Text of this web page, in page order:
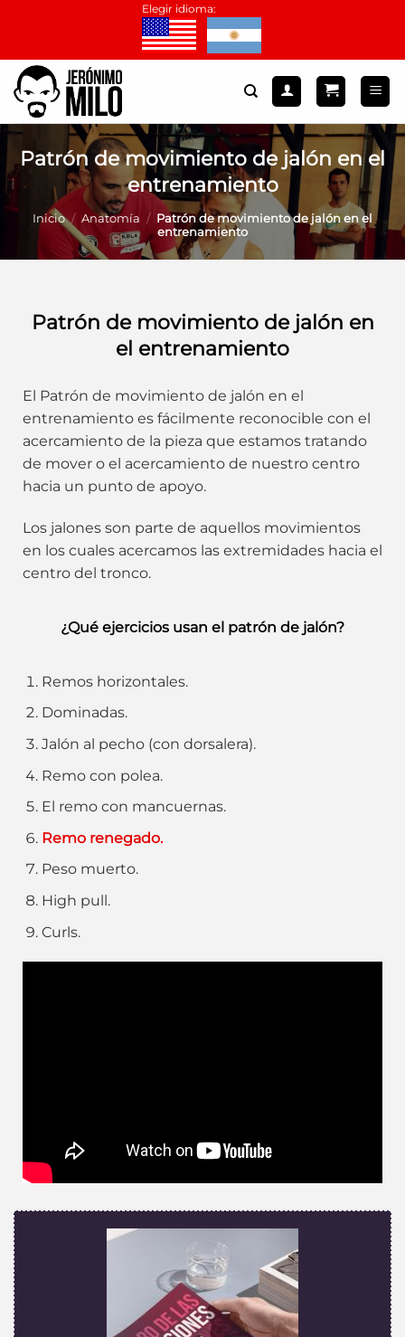
contenido
Elegir idioma:
Patrón de movimiento de jalón en el
entrenamiento
Inicio / Anatomía / Patrón de movimiento de jalón en el
entrenamiento
Patrón de movimiento de jalón en
el entrenamiento
El Patrón de movimiento de jalón en el
entrenamiento es fácilmente reconocible con el
acercamiento de la pieza que estamos tratando
de mover o el acercamiento de nuestro centro
hacia un punto de apoyo.
Los jalones son parte de aquellos movimientos
en los cuales acercamos las extremidades hacia el
centro del tronco.
¿Qué ejercicios usan el patrón de jalón?
Remos horizontales.
Dominadas.
Jalón al pecho (con dorsalera).
Remo con polea.
El remo con mancuernas.
Remo renegado.
Peso muerto.
High pull.
Curls.